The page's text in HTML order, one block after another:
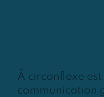
Â circonflexe
communication